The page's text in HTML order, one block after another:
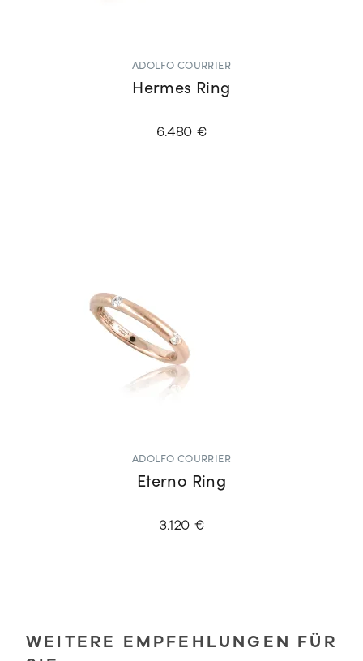
ADOLFO COURRIER
Hermes Ring
6.480 €
ADOLFO COURRIER
Eterno Ring
3.120 €
WEITERE EMPFEHLUNGEN FÜR